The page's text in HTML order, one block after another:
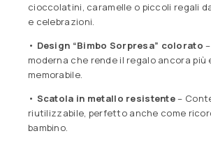
cioccolatini, caramelle o piccoli regali
e celebrazioni.
• Design “Bimbo Sorpresa” colorato
moderna che rende il regalo ancora più
memorabile.
• Scatola in metallo resistente–
riutilizzabile, perfetto anche come
bambino.